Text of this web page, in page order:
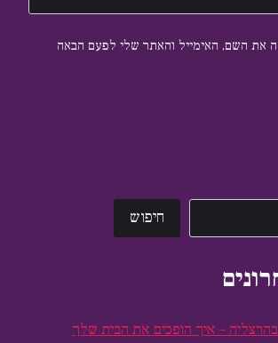
את השם, האימייל והאתר שלי לפעם הבאה
חיפוש
בהרצליה – איך הופכים את הבית שלך